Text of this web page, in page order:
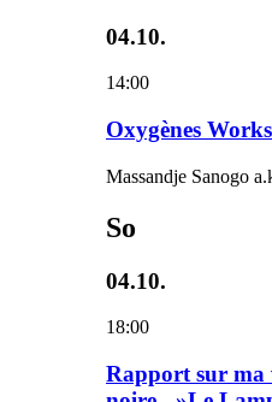
04.10.
14:00
Oxygènes
Massandje Sanogo
So
04.10.
18:00
Rapport sur ma